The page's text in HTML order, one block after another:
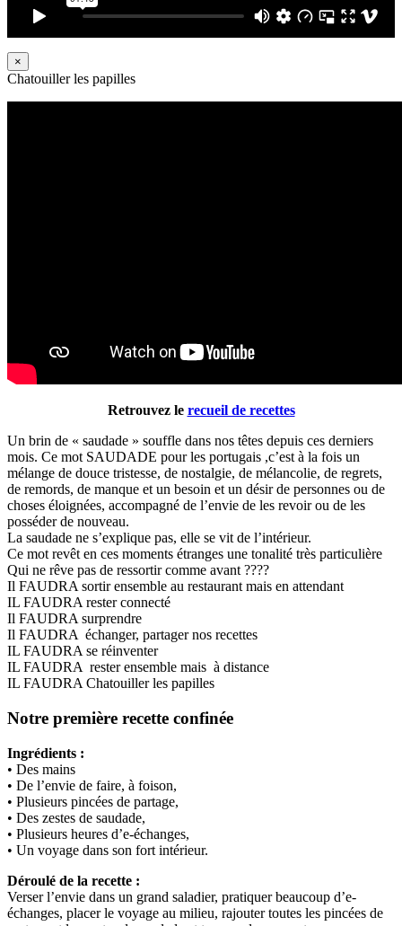
×
Chatouiller les papilles
Retrouvez le recueil de recettes
Un brin de « saudade » souffle dans nos têtes depuis ces derniers
mois. Ce mot SAUDADE pour les portugais ,c’est à la fois un
mélange de douce tristesse, de nostalgie, de mélancolie, de regrets,
de remords, de manque et un besoin et un désir de personnes ou de
choses éloignées, accompagné de l’envie de les revoir ou de les
posséder de nouveau.
La saudade ne s’explique pas, elle se vit de l’intérieur.
Ce mot revêt en ces moments étranges une tonalité très particulière
Qui ne rêve pas de ressortir comme avant ????
Il FAUDRA sortir ensemble au restaurant mais en attendant
IL FAUDRA rester connecté
Il FAUDRA surprendre
Il FAUDRA échanger, partager nos recettes
IL FAUDRA se réinventer
IL FAUDRA rester ensemble mais à distance
IL FAUDRA Chatouiller les papilles
Notre première recette confinée
Ingrédients :
• Des mains
• De l’envie de faire, à foison,
• Plusieurs pincées de partage,
• Des zestes de saudade,
• Plusieurs heures d’e-échanges,
• Un voyage dans son fort intérieur.
Déroulé de la recette :
Verser l’envie dans un grand saladier, pratiquer beaucoup d’e-
échanges, placer le voyage au milieu, rajouter toutes les pincées de